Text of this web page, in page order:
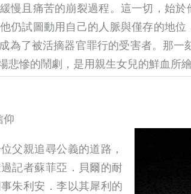
慢且痛苦的崩裂過程。這一切，始
仍試圖動用自己的人脈與僅存的地
為了被活摘器官罪行的受害者。那
慘的鬧劇，是用親生女兒的鮮血所繪
仰
父親追尋公義的道路，
記者蘇菲亞．貝爾的耐
朱利安．李以其犀利的